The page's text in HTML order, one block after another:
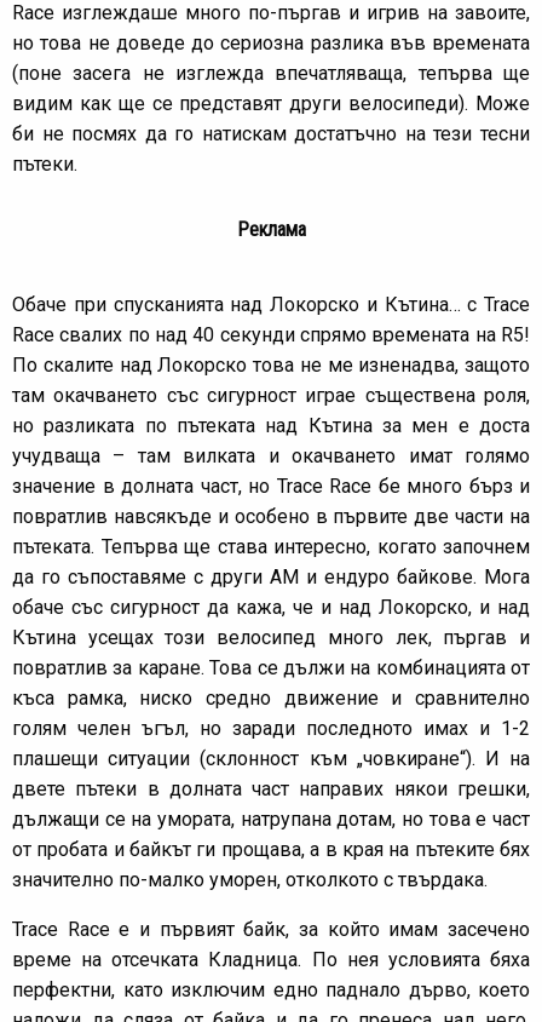
Race изглеждаше много по-пъргав и игрив на завоите,
но това не доведе до сериозна разлика във времената
(поне засега не изглежда впечатляваща, тепърва ще
видим как ще се представят други велосипеди). Може
би не посмях да го натискам достатъчно на тези тесни
пътеки.
Реклама
Обаче при спусканията над Локорско и Кътина… с Trace
Race свалих по над 40 секунди спрямо времената на R5!
По скалите над Локорско това не ме изненадва, защото
там окачването със сигурност играе съществена роля,
но разликата по пътеката над Кътина за мен е доста
учудваща – там вилката и окачването имат голямо
значение в долната част, но Trace Race бе много бърз и
повратлив навсякъде и особено в първите две части на
пътеката. Тепърва ще става интересно, когато започнем
да го съпоставяме с други АМ и ендуро байкове. Мога
обаче със сигурност да кажа, че и над Локорско, и над
Кътина усещах този велосипед много лек, пъргав и
повратлив за каране. Това се дължи на комбинацията от
къса рамка, ниско средно движение и сравнително
голям челен ъгъл, но заради последното имах и 1-2
плашещи ситуации (склонност към „човкиране“). И на
двете пътеки в долната част направих някои грешки,
дължащи се на умората, натрупана дотам, но това е част
от пробата и байкът ги прощава, а в края на пътеките бях
значително по-малко уморен, отколкото с твърдака.
Trace Race е и първият байк, за който имам засечено
време на отсечката Кладница. По нея условията бяха
перфектни, като изключим едно паднало дърво, което